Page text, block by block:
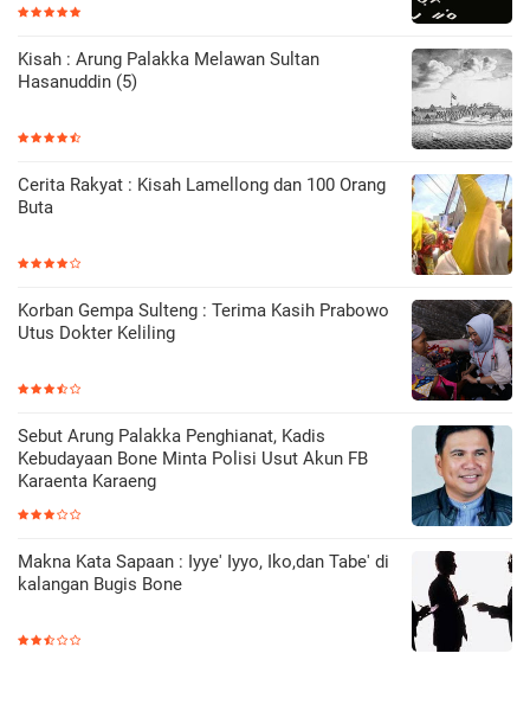
Kisah : Arung Palakka Melawan Sultan
Hasanuddin (5)
Cerita Rakyat : Kisah Lamellong dan 100 Orang
Buta
Korban Gempa Sulteng : Terima Kasih Prabowo
Utus Dokter Keliling
Sebut Arung Palakka Penghianat, Kadis
Kebudayaan Bone Minta Polisi Usut Akun FB
Karaenta Karaeng
Makna Kata Sapaan : Iyye' Iyyo, Iko,dan Tabe' di
kalangan Bugis Bone